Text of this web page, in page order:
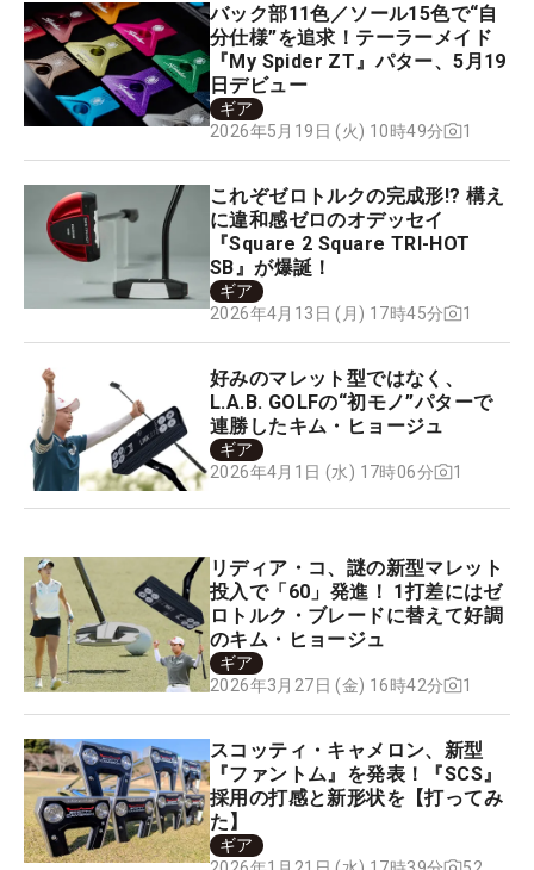
バック部11色／ソール15色で“自
分仕様”を追求！テーラーメイド
『My Spider ZT』パター、5月19
日デビュー
ギア
2026年5月19日 (火) 10時49分
1
これぞゼロトルクの完成形!? 構え
に違和感ゼロのオデッセイ
『Square 2 Square TRI-HOT
SB』が爆誕！
ギア
2026年4月13日 (月) 17時45分
1
好みのマレット型ではなく、
L.A.B. GOLFの“初モノ”パターで
連勝したキム・ヒョージュ
ギア
2026年4月1日 (水) 17時06分
1
リディア・コ、謎の新型マレット
投入で「60」発進！ 1打差にはゼ
ロトルク・ブレードに替えて好調
のキム・ヒョージュ
ギア
2026年3月27日 (金) 16時42分
1
スコッティ・キャメロン、新型
『ファントム』を発表！『SCS』
採用の打感と新形状を【打ってみ
た】
ギア